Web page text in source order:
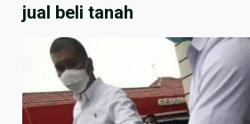
jual beli tanah